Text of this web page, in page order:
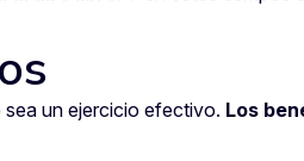
un ejercicio efectivo. Los